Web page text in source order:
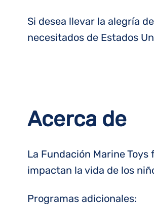
Si desea llevar la alegría
necesitados de Estados
Acerca de
La Fundación Marine
impactan la vida de los
Programas adicionales: